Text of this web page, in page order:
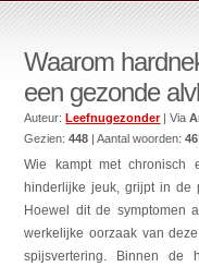
Waarom
een gezonde
Auteur:Leefnugezonder| Via
Gezien:448 | Aantal woorden:
Wie kampt met chronisch
hinderlijke jeuk, grijpt in de
Hoewel dit de symptomen
werkelijke oorzaak van
spijsvertering. Binnen de